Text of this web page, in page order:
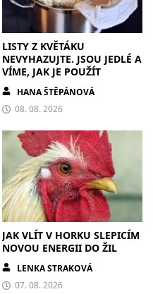
LISTY Z KVĚTÁKU
NEVYHAZUJTE. JSOU JEDLÉ A
VÍME, JAK JE POUŽÍT
HANA ŠTĚPÁNOVÁ
08. 08. 2026
JAK VLÍT V HORKU SLEPICÍM
NOVOU ENERGII DO ŽIL
LENKA STRAKOVÁ
07. 08. 2026